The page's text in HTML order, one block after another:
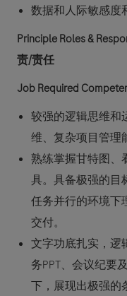
数据和人际敏感度
Principle Roles &
责/责任
Job Required
较强的逻辑思维和
维、复杂项目管理
熟练掌握甘特图、
具。具备极强的目
任务并行的环境下
交付。
文字功底扎实，逻
务PPT、会议纪要
下，展现出极强的